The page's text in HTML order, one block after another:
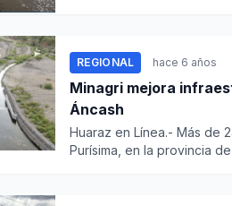
REGIONAL hace 6 años
Minagri mejora
Áncash
Huaraz en Línea.- Más de
Purísima, en la provincia de